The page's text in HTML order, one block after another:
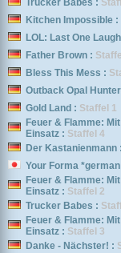
Trucker Babes :
Kitchen Impossible :
LOL: Last One
Father Brown :
Bless This Mess :
Outback Opal
Gold Land : Staffel 1
Feuer & Flamme:
Einsatz : Staffel 4
Der Kastanienmann :
Your Forma
Feuer & Flamme:
Einsatz : Staffel 2
Trucker Babes :
Feuer & Flamme:
Einsatz : Staffel 3
Danke - Nächster! :